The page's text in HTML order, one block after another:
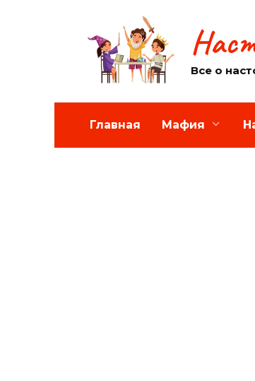
Все о
Главная Мафия